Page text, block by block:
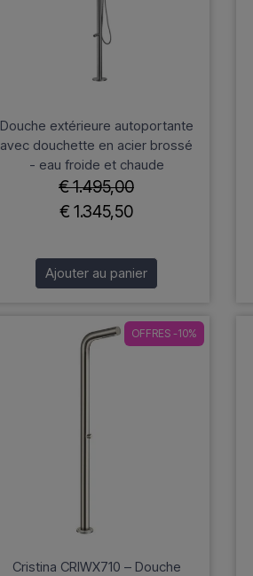
Douche extérieure autoportante
avec douchette en acier brossé
- eau froide et chaude
€ 1.495,00
€ 1.345,50
Ajouter au panier
OFFRES -10%
Cristina CRIWX710 – Douche